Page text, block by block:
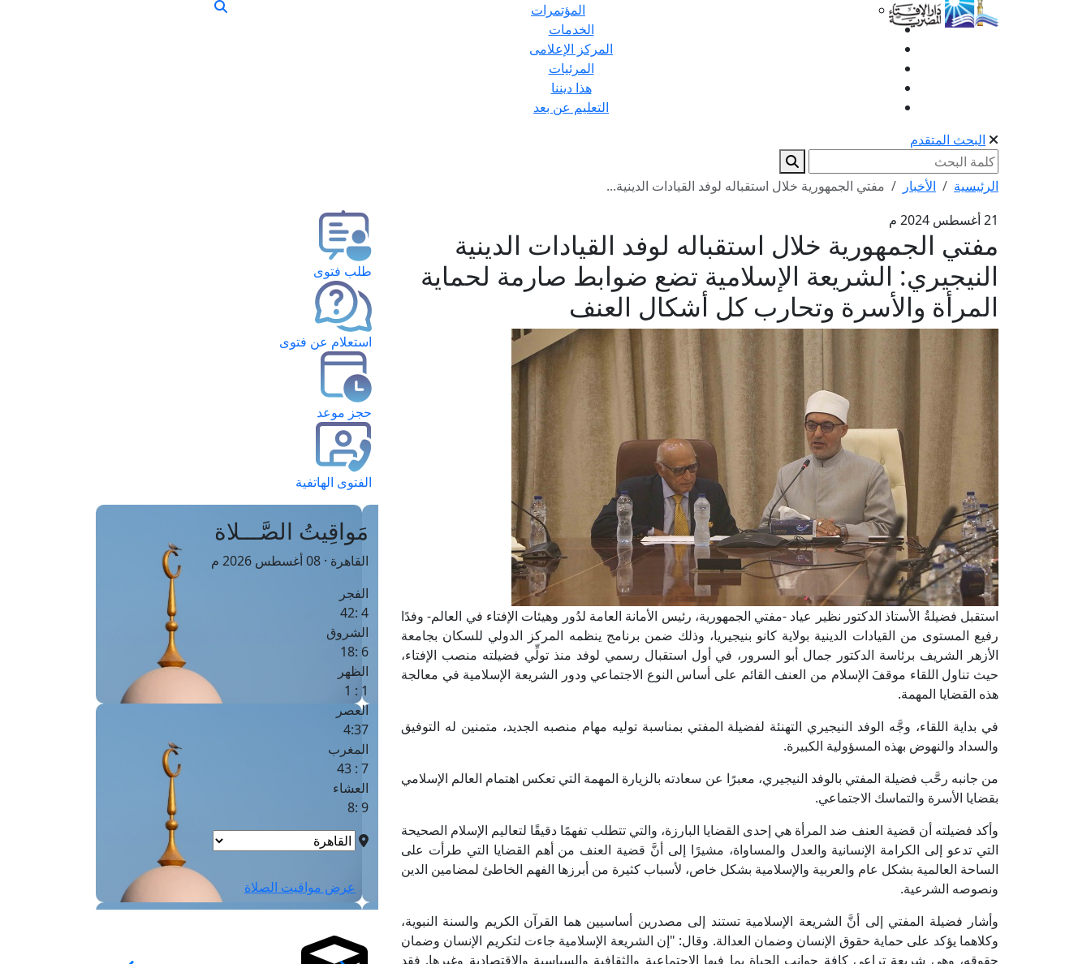
المؤتمرات
الخدمات
المركز الإعلامى
المرئيات
هذا ديننا
التعليم عن بعد
البحث المتقدم
الرئيسية الأخبار
مفتي الجمهورية خلال استقباله لوفد القيادات الدينية...
21 أغسطس 2024 م
مفتي الجمهورية خلال استقباله لوفد القيادات الدينية
النيجيري: الشريعة الإسلامية تضع ضوابط صارمة لحماية
المرأة والأسرة وتحارب كل أشكال العنف
استقبل فضيلةُ الأستاذ الدكتور نظير عياد -مفتي الجمهورية، رئيس الأمانة العامة لدُور وهيئات الإفتاء في العالم- وفدًا
رفيع المستوى من القيادات الدينية بولاية كانو بنيجيريا، وذلك ضمن برنامج ينظمه المركز الدولي للسكان بجامعة
الأزهر الشريف برئاسة الدكتور جمال أبو السرور، في أول استقبال رسمي لوفد منذ تولِّي فضيلته منصب الإفتاء،
حيث تناول اللقاء موقفَ الإسلام من العنف القائم على أساس النوع الاجتماعي ودور الشريعة الإسلامية في معالجة
هذه القضايا المهمة.
في بداية اللقاء، وجَّه الوفد النيجيري التهنئة لفضيلة المفتي بمناسبة توليه مهام منصبه الجديد، متمنين له التوفيق
والسداد والنهوض بهذه المسؤولية الكبيرة.
من جانبه رحَّب فضيلة المفتي بالوفد النيجيري، معبرًا عن سعادته بالزيارة المهمة التي تعكس اهتمام العالم الإسلامي
بقضايا الأسرة والتماسك الاجتماعي.
وأكد فضيلته أن قضية العنف ضد المرأة هي إحدى القضايا البارزة، والتي تتطلب تفهمًا دقيقًا لتعاليم الإسلام الصحيحة
التي تدعو إلى الكرامة الإنسانية والعدل والمساواة، مشيرًا إلى أنَّ قضية العنف من أهم القضايا التي طرأت على
الساحة العالمية بشكل عام والعربية والإسلامية بشكل خاص، لأسباب كثيرة من أبرزها الفهم الخاطئ لمضامين الدين
ونصوصه الشرعية.
وأشار فضيلة المفتي إلى أنَّ الشريعة الإسلامية تستند إلى مصدرين أساسيين هما القرآن الكريم والسنة النبوية،
وكلاهما يؤكد على حماية حقوق الإنسان وضمان العدالة. وقال: "إن الشريعة الإسلامية جاءت لتكريم الإنسان وضمان
حقوقه، وهي شريعة تراعي كافة جوانب الحياة بما فيها الاجتماعية والثقافية والسياسية والاقتصادية وغيرها. فقد
طلب فتوى
استعلام عن فتوى
حجز موعد
الفتوى الهاتفية
مَواقِيتُ الصَّـــلاة
القاهرة · 08 أغسطس 2026 م
الفجر
4 :42
الشروق
6 :18
الظهر
1 : 1
العصر
4:37
المغرب
7 : 43
العشاء
9 :8
عرض مواقيت الصلاة